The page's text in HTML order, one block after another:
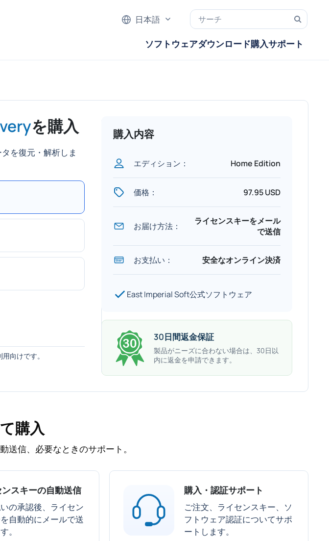
ソフトウェアダウンロード購入サポート
日本語
を購入
を復元・解析しま
向けです。
購入内容
エディション： Home Edition
価格： 97.95 USD
お届け方法：
ライセンスキーをメール
で送信
お支払い： 安全なオンライン決済
East Imperial Soft公式ソフトウェア
30日間返金保証
製品がニーズに合わない場合は、30日以
内に返金を申請できます。
購入
送信、必要なときのサポート。
ンスキーの自動送信
の承認後、ライセン
自動的にメールで送
。
購入・認証サポート
ご注文、ライセンスキー、ソ
フトウェア認証についてサポ
ートします。